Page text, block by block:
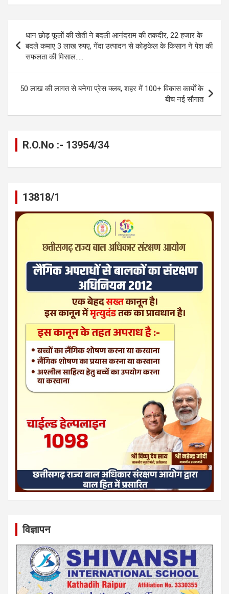
ce
b
o
o
k
se
n
g
er
at
s
A
p
p
e
gr
a
ail py
Li
n
ar
e
navigation
धान छोड़ फूलों की खेती ने बदली आनंदराम की तकदीर, 22 हजार के
बदले कमाए 3 लाख रुपए, गेंदा उत्पादन से कोड़केल के किसान ने पेश की
सफलता की मिसाल…..
50 लाख की लागत से बनेगा प्रेस क्लब, शहर में 100+ विकास कार्यों के
बीच नई सौगात
R.O.No :- 13954/34
13818/1
विज्ञापन